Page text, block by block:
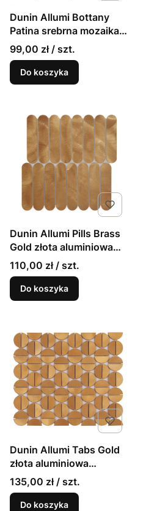
Dunin Allumi Bottany
Patina srebrna mozaika
liście z efektem patyny
99,00 zł / szt.
Do koszyka
Dunin Allumi Pills Brass
Gold złota aluminiowa
mozaika ścienna
110,00 zł / szt.
Do koszyka
Dunin Allumi Tabs Gold
złota aluminiowa
mozaika ścienna
135,00 zł / szt.
Do koszyka